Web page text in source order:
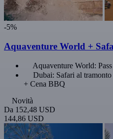
-5%
Aquaventure World +
Aquaventure World:
Dubai: Safari al
+ Cena BBQ
Novità
Da 152,48 USD
144,86 USD